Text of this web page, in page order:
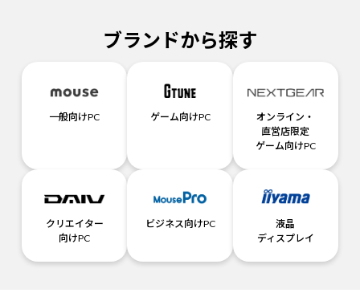
ブランドから探す
一般向けPC ゲーム向けPC
オンライン・
直営店限定
ゲーム向けPC
クリエイター
向けPC
ビジネス向けPC
液晶
ディスプレイ